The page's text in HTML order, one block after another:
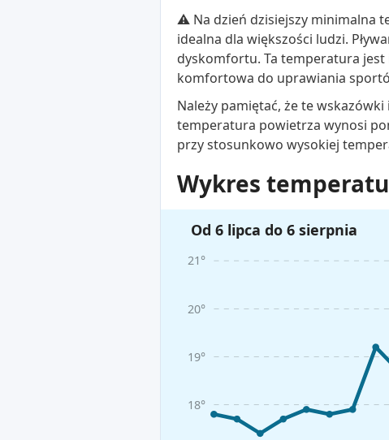
⚠️ Na dzień dzisiejszy minimalna
idealna dla większości ludzi.
dyskomfortu. Ta temperatura jest
komfortowa do uprawiania
Należy pamiętać, że te
temperatura powietrza wynosi
przy stosunkowo wysokiej
Wykres
Od 6 lipca do 6 sierpnia
18°
19°
20°
21°